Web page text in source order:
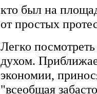
кто был на
от простых
Легко
духом.
экономии,
"всеобщая